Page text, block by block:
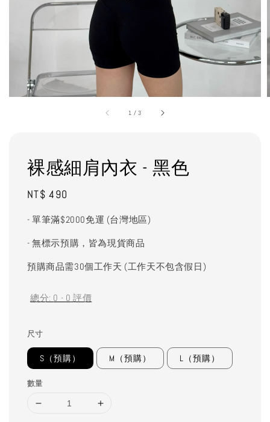
1 /3
裸感細肩內衣 - 黑色
Regular
NT$ 490
- 單筆滿$2000免運 (台灣地區)
- 無標示預購，皆為現貨商品
預購商品需30個工作天 (工作天不包含假日)
總分: 0 - 0 評價
尺寸
S（預購） M（預購） L（預購）
數量